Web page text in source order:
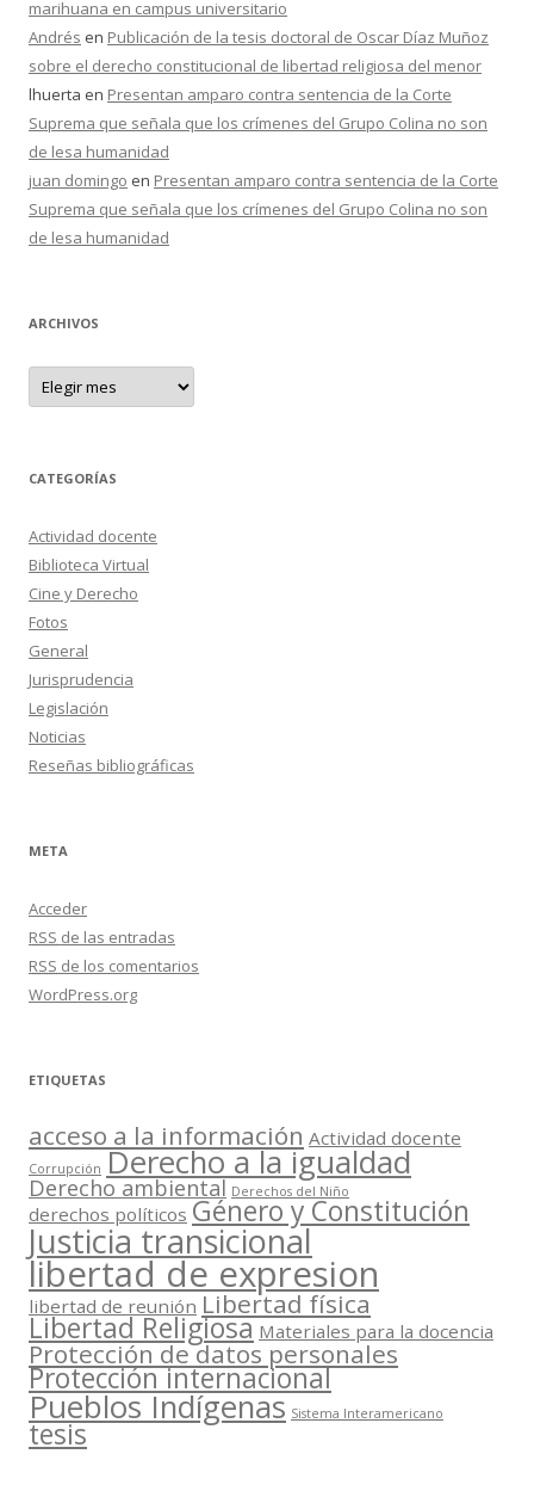
marihuana en campus universitario
Andrés en Publicación de la tesis doctoral de Oscar Díaz Muñoz
sobre el derecho constitucional de libertad religiosa del menor
lhuerta en Presentan amparo contra sentencia de la Corte
Suprema que señala que los crímenes del Grupo Colina no son
de lesa humanidad
juan domingo en Presentan amparo contra sentencia de la Corte
Suprema que señala que los crímenes del Grupo Colina no son
de lesa humanidad
ARCHIVOS
A
c
o
s
CATEGORÍAS
Actividad docente
Biblioteca Virtual
Cine y Derecho
Fotos
General
Jurisprudencia
Legislación
Noticias
Reseñas bibliográficas
META
Acceder
RSS de las entradas
RSS de los comentarios
WordPress.org
ETIQUETAS
acceso a la información Actividad docente
Corrupción Derecho a la igualdad
Derecho ambiental Derechos del Niño
derechos políticos Género y Constitución
Justicia transicional
libertad de expresion
libertad de reunión Libertad física
Libertad Religiosa Materiales para la docencia
Protección de datos personales
Protección internacional
Pueblos Indígenas Sistema Interamericano
tesis